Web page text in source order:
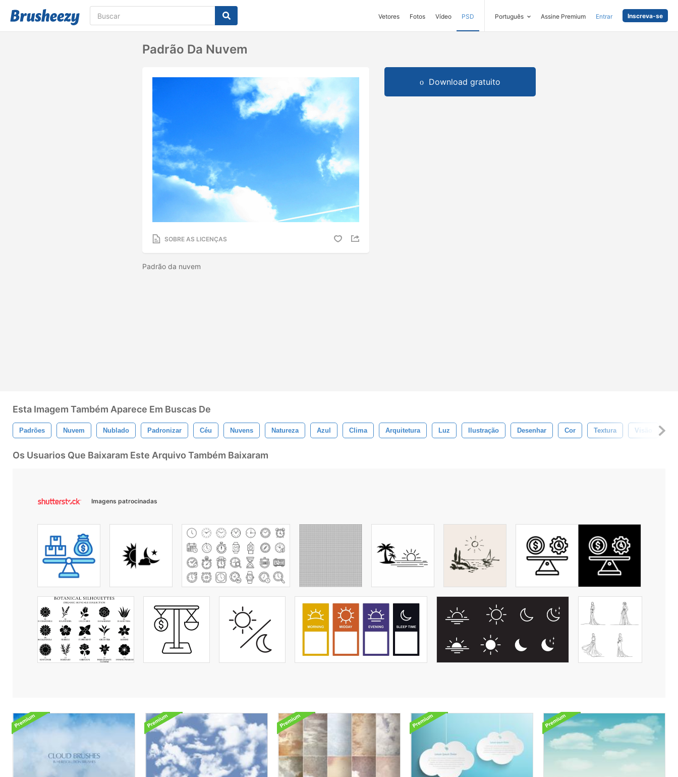
Vetores Fotos Vídeo PSD Português Assine Premium Entrar Inscreva-se
Padrão Da Nuvem
SOBRE AS LICENÇAS
Padrão da nuvem
Download gratuito
Esta Imagem Também Aparece Em Buscas De
Padrões Nuvem Nublado Padronizar Céu Nuvens Natureza Azul Clima Arquitetura Luz Ilustração Desenhar Cor Textura Visão
Os Usuarios Que Baixaram Este Arquivo Também Baixaram
Imagens patrocinadas